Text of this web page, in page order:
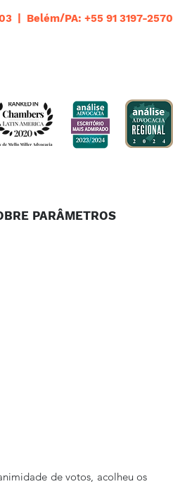
| Belém/PA: +55 91 3197-2570
PARÂMETROS
de votos, acolheu os